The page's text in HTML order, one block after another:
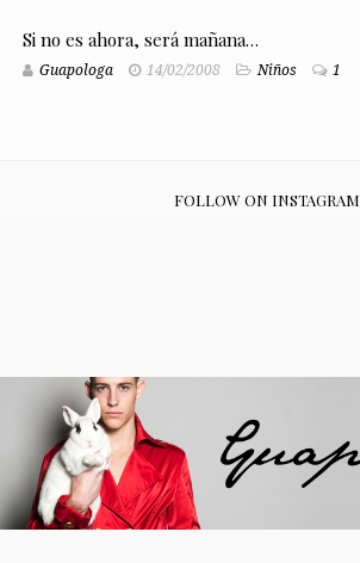
Si no es ahora, será mañana…
Guapologa 14/02/2008 Niños 1
FOLLOW ON INSTAGRAM